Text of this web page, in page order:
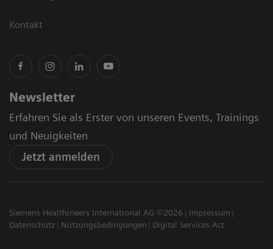
Kontakt
Newsletter
Erfahren Sie als Erster von unseren Events, Trainings
und Neuigkeiten
Jetzt anmelden
Siemens Healthineers International AG ©2026
Impressum
Datenschutz
Nutzungsbedingungen Digital Services Act